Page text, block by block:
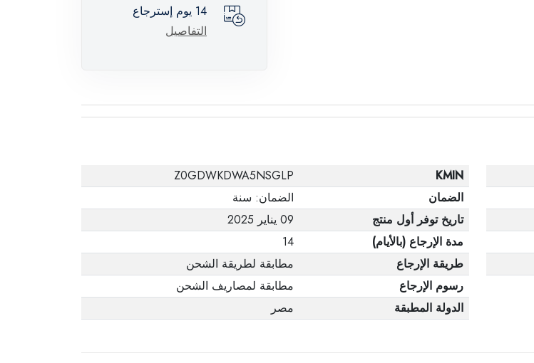
14 يوم إسترجاع
التفاصيل
KMIN
Z0GDWKDWA5NSGLP
الضمان
الضمان: سنة
تاريخ توفر أول منتج
09 يناير 2025
مدة الإرجاع (بالأيام)
14
طريقة الإرجاع
مطابقة لطريقة الشحن
رسوم الإرجاع
مطابقة لمصاريف الشحن
الدولة المطبقة
مصر